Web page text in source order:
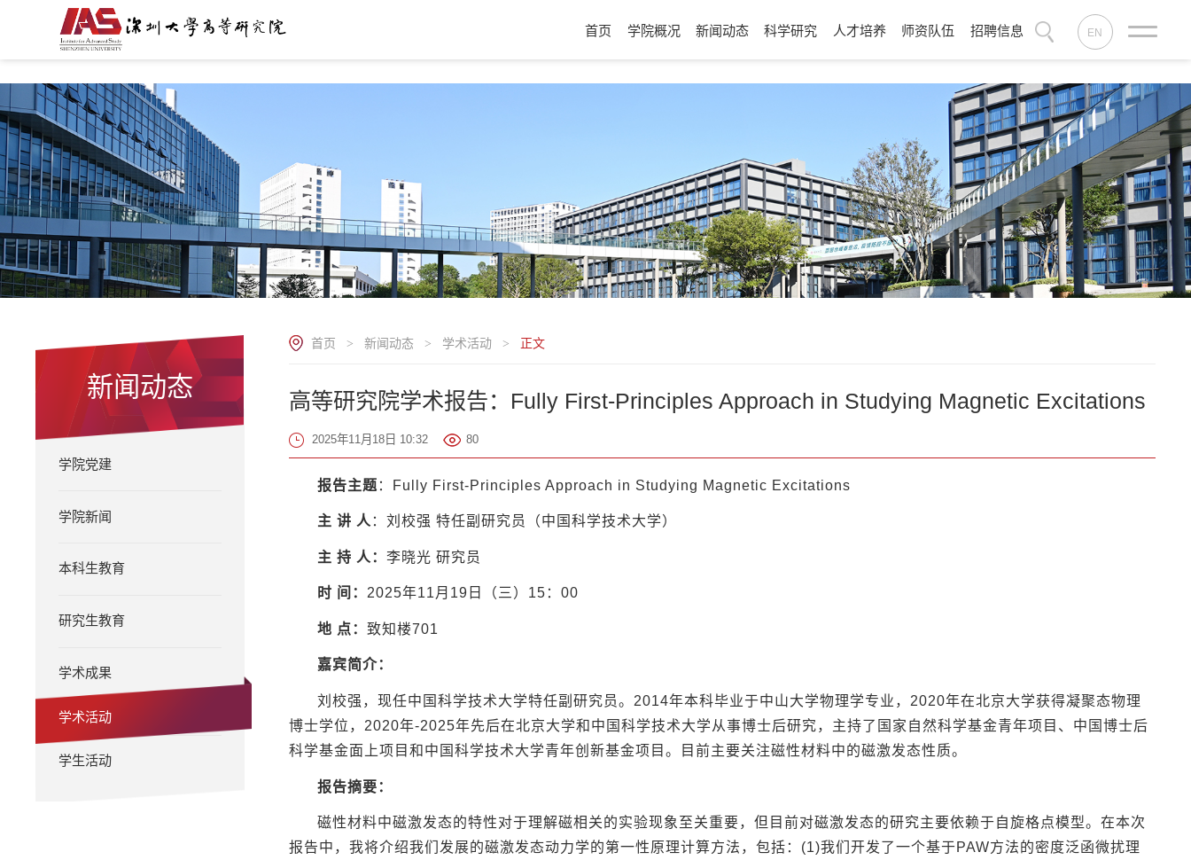
首页 学院概况 新闻动态 科学研究 人才培养 师资队伍 招聘信息 EN
新闻动态
学院党建
学院新闻
本科生教育
研究生教育
学术成果
学术活动
学生活动
首页 > 新闻动态 > 学术活动 > 正文
高等研究院学术报告：Fully First-Principles Approach in Studying Magnetic Excitations
2025年11月18日 10:32 80
报告主题 ：Fully First-Principles Approach in Studying Magnetic Excitations
主 讲 人 ：刘校强 特任副研究员（中国科学技术大学）
主 持 人： 李晓光 研究员
时 间： 2025年11月19日（三）15：00
地 点： 致知楼701
嘉宾简介：
刘校强，现任中国科学技术大学特任副研究员。2014年本科毕业于中山大学物理学专业，2020年在北京大学获得凝聚态物理
博士学位，2020年-2025年先后在北京大学和中国科学技术大学从事博士后研究，主持了国家自然科学基金青年项目、中国博士后
科学基金面上项目和中国科学技术大学青年创新基金项目。目前主要关注磁性材料中的磁激发态性质。
报告摘要：
磁性材料中磁激发态的特性对于理解磁相关的实验现象至关重要，但目前对磁激发态的研究主要依赖于自旋格点模型。在本次
报告中，我将介绍我们发展的磁激发态动力学的第一性原理计算方法，包括：(1)我们开发了一个基于PAW方法的密度泛函微扰理